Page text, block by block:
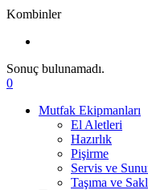
Kombinler
Sonuç bulunamadı.
0
Mutfak Ekipmanları
El Aletleri
Hazırlık
Pişirme
Servis ve
Taşıma ve